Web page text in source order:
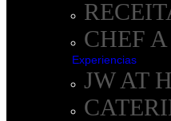
CHEF
Experiencias
JW AT